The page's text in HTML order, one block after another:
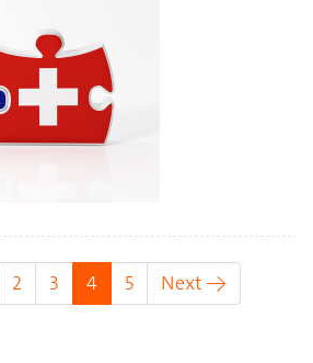
2 3 4(current)
5 Next →